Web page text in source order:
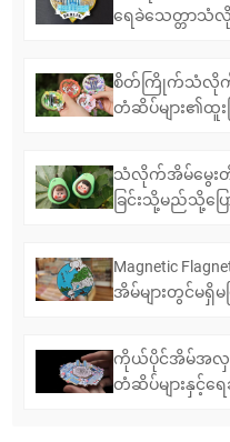
ရေခဲသေတ္တာသံ
စိတ်ကြိုက်သံလိုက်ရ
တံဆိပ်များ၏ထူး
သံလိုက်အိမ်မွေးတိရ
ခြင်းသို့မည်သို့ပြ
Magnetic
အိမ်များတွင်မရှိမ
ကိုယ်ပိုင်အိမ်အလှဆ
တံဆိပ်များနှင့်ရ